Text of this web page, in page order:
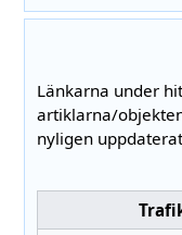
Länkarna under
artiklarna/
nyligen